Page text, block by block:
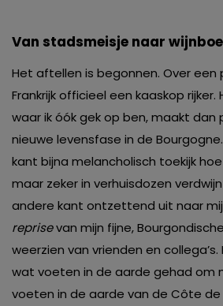
Van stadsmeisje naar
Het aftellen is begonnen. Over een
Frankrijk officieel een kaaskop
waar ik óók gek op ben, maakt dan
nieuwe levensfase in de
kant bijna melancholisch toekijk
maar zeker in verhuisdozen
andere kant ontzettend uit naar
reprisevan mijn fijne,
weerzien van vrienden en
wat voeten in de aarde gehad om
voeten in de aarde van de Côte